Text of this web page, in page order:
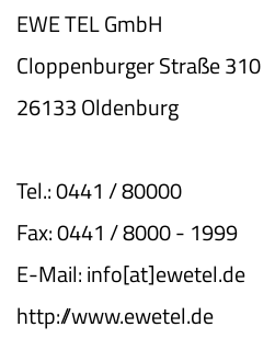
EWE TEL GmbH
Cloppenburger Straße 310
26133 Oldenburg
Tel.: 0441 / 80000
Fax: 0441 / 8000 - 1999
E-Mail: info[at]ewetel.de
http://www.ewetel.de